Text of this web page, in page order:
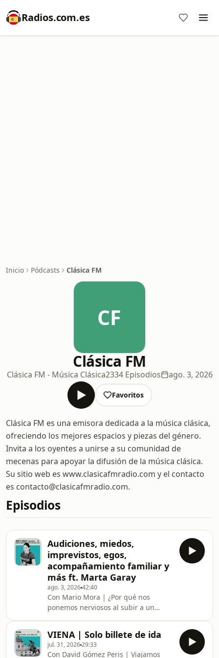
Radios.com.es
Inicio Pódcasts Clásica FM
CF
Clásica FM
Clásica FM - Música Clásica2334 Episodios ago. 3, 2026
Favoritos
Clásica FM es una emisora dedicada a la música clásica,
ofreciendo los mejores espacios y piezas del género.
Invita a los oyentes a unirse a su comunidad de
mecenas para apoyar la difusión de la música clásica.
Su sitio web es www.clasicafmradio.com y el contacto
es contacto@clasicafmradio.com.
Episodios
Audiciones, miedos,
imprevistos, egos,
acompañamiento familiar y
más ft. Marta Garay
ago. 3, 202642:40
Con Mario Mora | ¿Por qué nos
ponemos nerviosos al subir a un
del impostor? Volvemos a charlar con
nuestra psicóloga de cabecera, Marta
VIENA | Solo billete de ida
jul. 31, 202629:33
Con David Gómez Peris | Viajamos